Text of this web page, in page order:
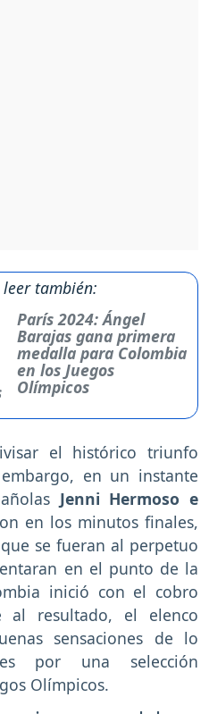
también:
París 2024: Ángel
Barajas gana primera
medalla para Colombia
en los Juegos
Olímpicos
el histórico triunfo
en un instante
Jenni Hermoso e
en los minutos finales,
se fueran al perpetuo
en el punto de la
inició con el cobro
al resultado, el elenco
sensaciones de lo
por una selección
Olímpicos.